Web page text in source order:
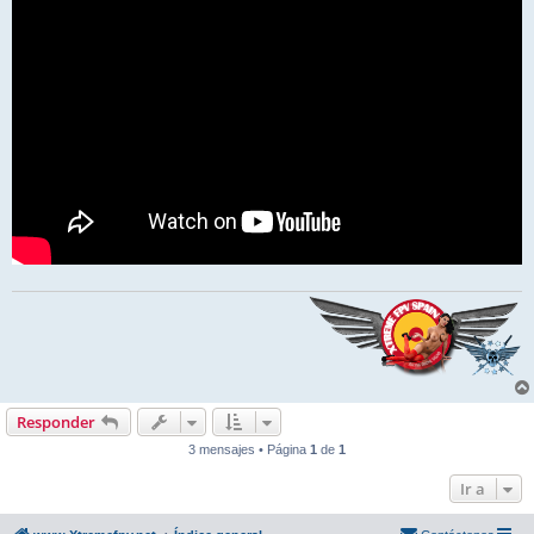
Responder
3 mensajes • Página 1 de 1
Ir a